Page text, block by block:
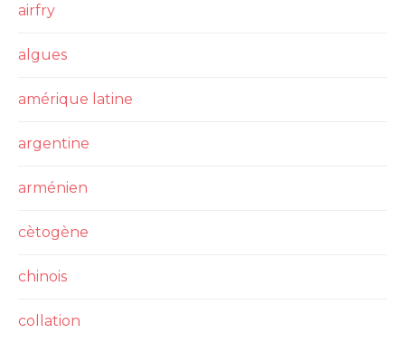
airfry
algues
amérique latine
argentine
arménien
cètogène
chinois
collation